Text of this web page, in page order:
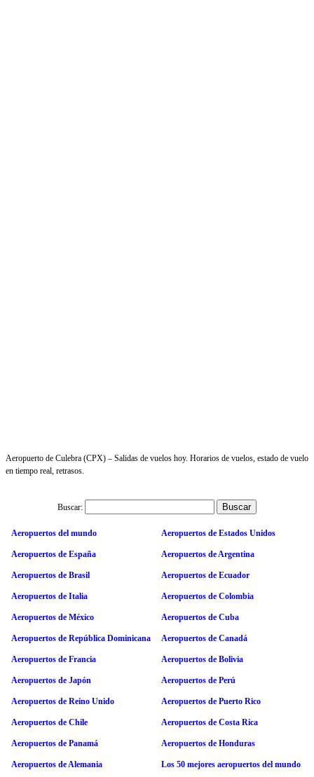
Aeropuerto de Culebra (CPX) – Salidas de vuelos hoy. Horarios de vuelos, estado de vuelo
en tiempo real, retrasos.
Buscar:
Aeropuertos del mundo Aeropuertos de Estados Unidos
Aeropuertos de España Aeropuertos de Argentina
Aeropuertos de Brasil Aeropuertos de Ecuador
Aeropuertos de Italia Aeropuertos de Colombia
Aeropuertos de México Aeropuertos de Cuba
Aeropuertos de República Dominicana Aeropuertos de Canadá
Aeropuertos de Francia Aeropuertos de Bolivia
Aeropuertos de Japón Aeropuertos de Perú
Aeropuertos de Reino Unido Aeropuertos de Puerto Rico
Aeropuertos de Chile Aeropuertos de Costa Rica
Aeropuertos de Panamá Aeropuertos de Honduras
Aeropuertos de Alemania Los 50 mejores aeropuertos del mundo